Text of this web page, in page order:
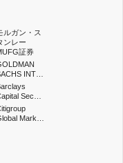
ルガン・ス
ンレー
証券
INT…
Sec…
Mark…